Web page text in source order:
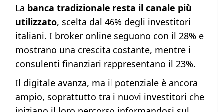
La banca tradizionale resta il canale più
utilizzato, scelta dal 46% degli investitori
italiani. I broker online seguono con il 28% e
mostrano una crescita costante, mentre i
consulenti finanziari rappresentano il 23%.
Il digitale avanza, ma il potenziale è ancora
ampio, soprattutto tra i nuovi investitori che